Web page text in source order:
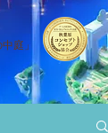
庭」